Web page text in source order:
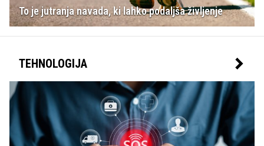
To je jutranja navada, ki lahko podaljša življenje
TEHNOLOGIJA